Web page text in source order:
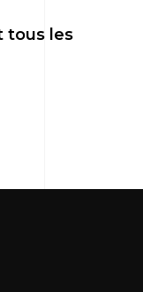
tous les